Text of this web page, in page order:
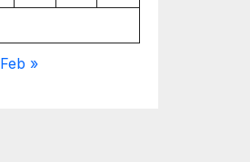
Feb »